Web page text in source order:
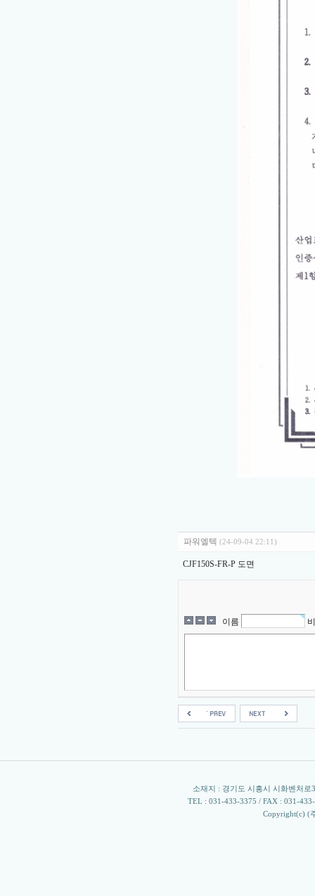
파워엘텍 (24-09-04 22:11)
CJF150S-FR-P 도면
이름
소재지 : 경기도 시흥시 시화벤처
TEL : 031-433-3375 / FAX : 031-
Copyright(c) (